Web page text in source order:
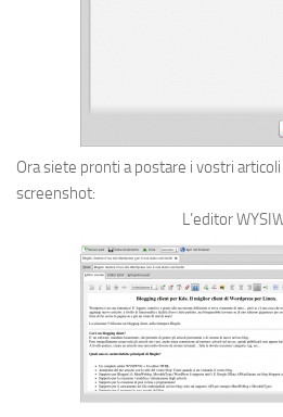
Ora siete pronti a postare i vostri
screenshot:
L’editor